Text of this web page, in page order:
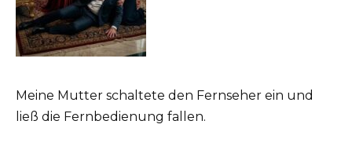
Meine Mutter schaltete den Fernseher ein und
ließ die Fernbedienung fallen.